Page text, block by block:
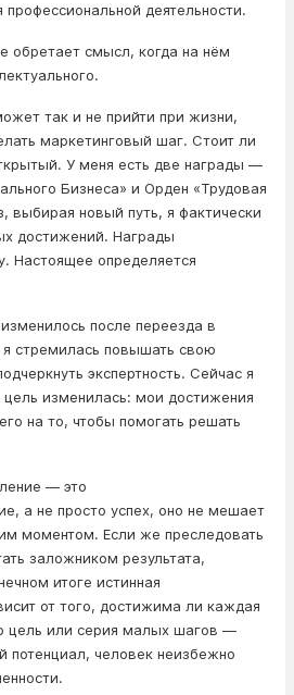
деятельности.
обретает смысл, когда на нём
так и не прийти при жизни,
маркетинговый шаг. Стоит ли
У меня есть две награды —
Бизнеса» и Орден «Трудовая
новый путь, я фактически
достижений. Награды
Настоящее определяется
после переезда в
стремилась повышать свою
экспертность. Сейчас я
изменилась: мои достижения
на то, чтобы помогать решать
— это
а не просто успех, оно не мешает
моментом. Если же преследовать
заложником результата,
итоге истинная
от того, достижима ли каждая
цель или серия малых шагов —
потенциал, человек неизбежно